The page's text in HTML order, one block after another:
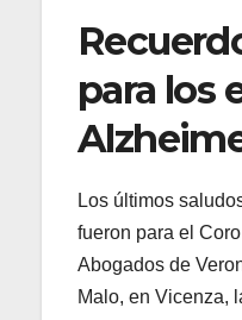
para los
Los últimos
fueron para el
Abogados de
Malo, en Vicenza,